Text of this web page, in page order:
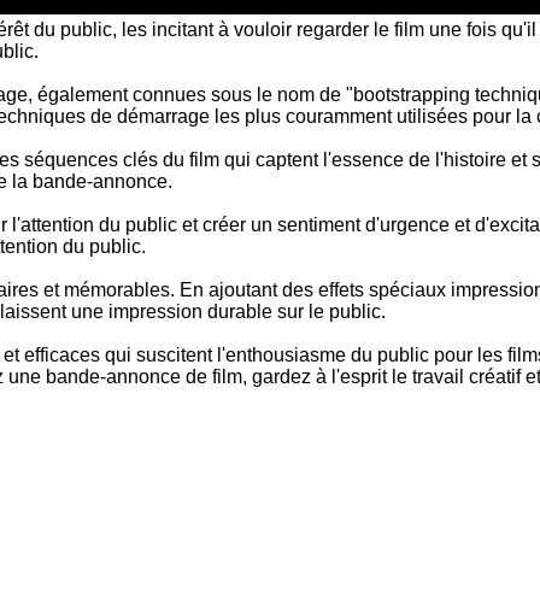
du public, les incitant à vouloir regarder le film une fois
également connues sous le nom de "bootstrapping
de démarrage les plus couramment utilisées pour
clés du film qui captent l'essence de l'histoire et
la bande-annonce.
du public et créer un sentiment d'urgence et
du public.
et mémorables. En ajoutant des effets spéciaux
une impression durable sur le public.
efficaces qui suscitent l'enthousiasme du public pour les
bande-annonce de film, gardez à l'esprit le travail créatif